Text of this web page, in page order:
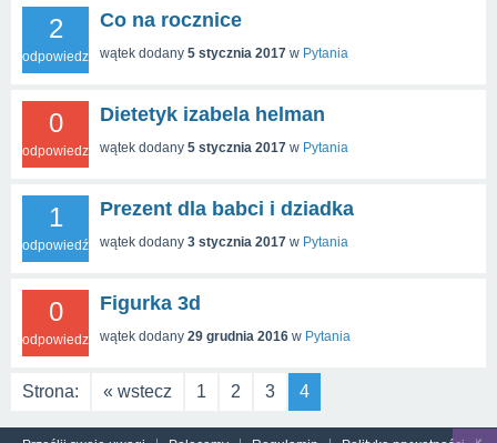
2
odpowiedzi
Co na rocznice
wątek dodany 5 stycznia 2017 w Pytania
0
odpowiedzi
Dietetyk izabela helman
wątek dodany 5 stycznia 2017 w Pytania
1
odpowiedź
Prezent dla babci i dziadka
wątek dodany 3 stycznia 2017 w Pytania
0
odpowiedzi
Figurka 3d
wątek dodany 29 grudnia 2016 w Pytania
Strona: « wstecz 1 2 3 4